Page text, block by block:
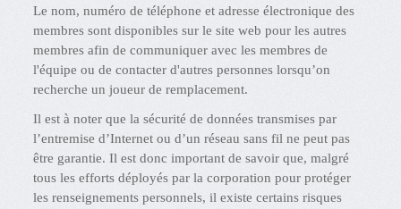
Le nom, numéro de téléphone et adresse électronique des
membres sont disponibles sur le site web pour les autres
membres afin de communiquer avec les membres de
l'équipe ou de contacter d'autres personnes lorsqu’on
recherche un joueur de remplacement.
Il est à noter que la sécurité de données transmises par
l’entremise d’Internet ou d’un réseau sans fil ne peut pas
être garantie. Il est donc important de savoir que, malgré
tous les efforts déployés par la corporation pour protéger
les renseignements personnels, il existe certains risques